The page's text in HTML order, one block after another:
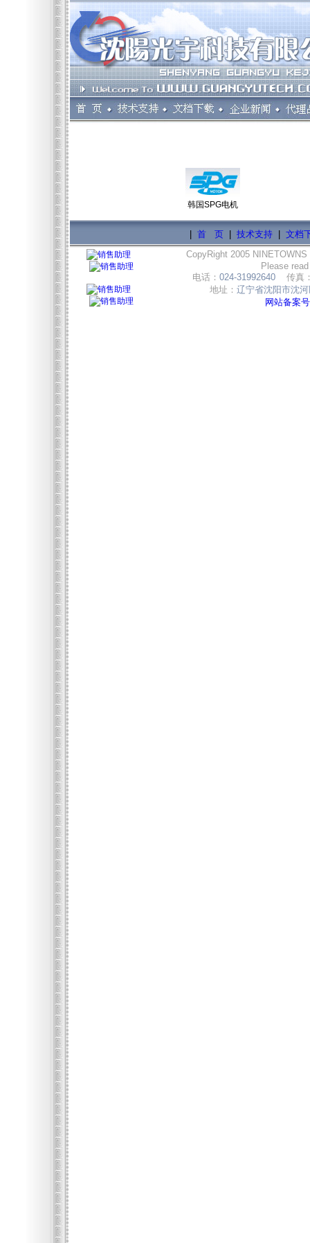
韩国SPG电机
首 页| 技术支持| 文档
CopyRight 2005 NINETOWNS
Please
电话： 024-31992640 传真
地址： 辽宁省沈阳市沈
网站备案